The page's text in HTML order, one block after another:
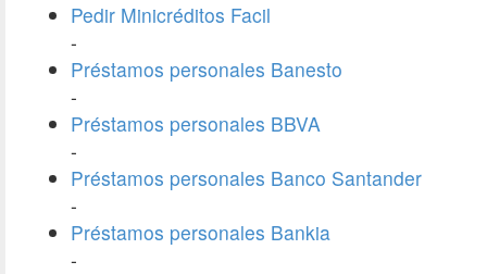
Pedir Minicréditos Facil
-
Préstamos personales Banesto
-
Préstamos personales BBVA
-
Préstamos personales Banco Santander
-
Préstamos personales Bankia
-